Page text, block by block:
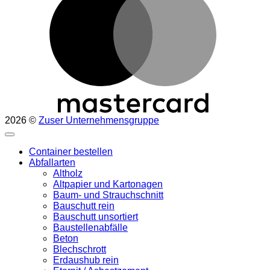
2026 © Zuser Unternehmensgruppe
Container bestellen
Abfallarten
Altholz
Altpapier und Kartonagen
Baum- und Strauchschnitt
Bauschutt rein
Bauschutt unsortiert
Baustellenabfälle
Beton
Blechschrott
Erdaushub rein